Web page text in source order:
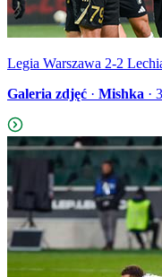
Legia Warszawa 2-2
Galeria zdjęć · Mishka ·